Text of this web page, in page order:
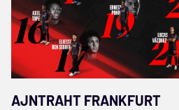
AJNTRAHT FRANKFURT